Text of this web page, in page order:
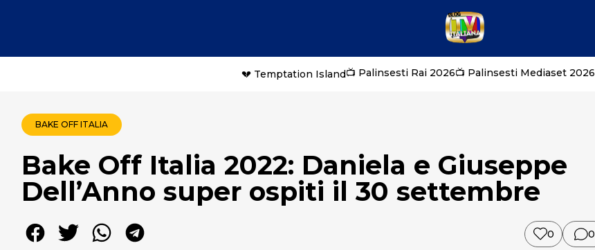
💔 Temptation Island📺 Palinsesti Rai 2026📺 Palinsesti Mediaset 2026
BAKE OFF ITALIA
Bake Off Italia 2022: Daniela e Giuseppe
Dell’Anno super ospiti il 30 settembre
0 0